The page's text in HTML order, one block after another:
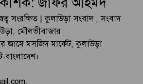
সংরক্ষিত | কুলাউড়া সংবাদ , সংবাদ
মৌলভীবাজার।
জামে মসজিদ মার্কেট, কুলাউড়া
,